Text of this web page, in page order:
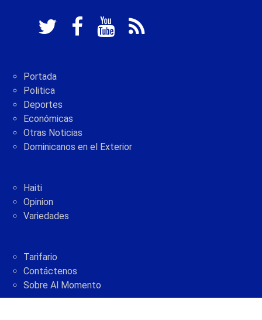
Portada
Politica
Deportes
Económicas
Otras Noticias
Dominicanos en el Exterior
Haiti
Opinion
Variedades
Tarifario
Contáctenos
Sobre Al Momento